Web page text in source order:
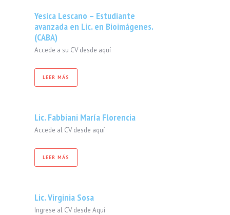
Yesica Lescano – Estudiante
avanzada en Lic. en Bioimágenes.
(CABA)
Accede a su CV desde aquí
LEER MÁS
Lic. Fabbiani María Florencia
Accede al CV desde aquí
LEER MÁS
Lic. Virginia Sosa
Ingrese al CV desde Aquí